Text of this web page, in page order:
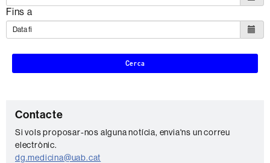
Fins a
Cerca
C
o
n
Contacte
Si vols proposar-nos alguna notícia, envia'ns un correu
electrònic.
dg.medicina@uab.cat